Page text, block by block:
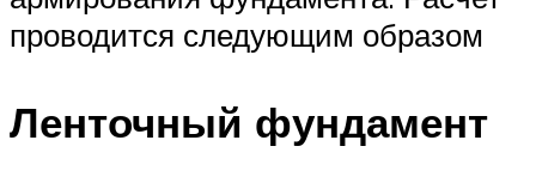
проводится следующим образом
Ленточный фундамент